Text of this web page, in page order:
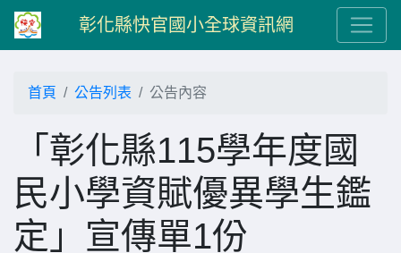
彰化縣快官國小全球資訊網
首頁 公告列表 公告內容
「彰化縣115學年度國
民小學資賦優異學生鑑
定」宣傳單1份